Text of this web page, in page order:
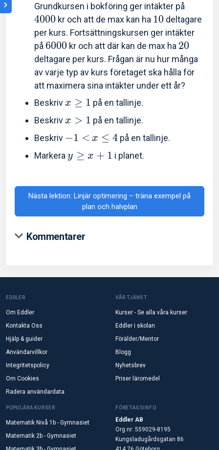
Grundkursen i bokföring ger intäkter på
4000 kr och att de max kan ha 10 deltagare
per kurs. Fortsättningskursen ger intäkter
på 6000 kr och att där kan de max ha 20
deltagare per kurs. Frågan är nu hur många
av varje typ av kurs företaget ska hålla för
att maximera sina intäkter under ett år?
Beskrivx ≥ 1 på en tallinje.
Beskrivx > 1 på en tallinje.
Beskriv −1 < x ≤ 4 på en tallinje.
Markera y ≥ x + 1 i planet.
Nästa lektion: Linjär optimering – träna exempel på
plan och halvplan
Kommentarer
EDDLER
Om Eddler
Kontakta Oss
Hjälp & guider
Användarvillkor
Integritetspolicy
Om Cookies
Radera användardata
VÅR TJÄNST
Kurser - Se alla våra kurser
Eddler i skolan
Förälder/Mentor
Blogg
Nyhetsbrev
Priser läromedel
POPULÄRA KURSER
Matematik Nivå 1b - Gymnasiet
Matematik 2b - Gymnasiet
FÖRETAGSINFO
Eddler AB
Org.nr: 559029-8195
Kungsladugårdsgatan 86